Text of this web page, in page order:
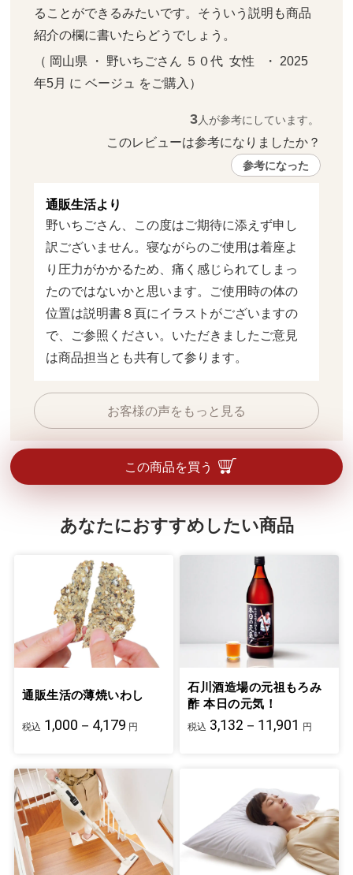
ることができるみたいです。そういう説明も商品
紹介の欄に書いたらどうでしょう。
（ 岡山県 ・ 野いちごさん ５０代  女性   ・ 2025
年5月 に ベージュ をご購入）
3人が参考にしています。
このレビューは参考になりましたか？
参考になった
通販生活より
野いちごさん、この度はご期待に添えず申し
訳ございません。寝ながらのご使用は着座よ
り圧力がかかるため、痛く感じられてしまっ
たのではないかと思います。ご使用時の体の
位置は説明書８頁にイラストがございますの
で、ご参照ください。いただきましたご意見
は商品担当とも共有して参ります。
お客様の声をもっと見る
この商品を買う
あなたにおすすめしたい商品
通販生活の薄焼いわし
税込 1,000－4,179 円
石川酒造場の元祖もろみ
酢 本日の元気！
税込 3,132－11,901 円